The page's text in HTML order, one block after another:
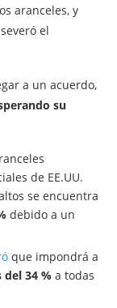
aranceles, y
el
a un acuerdo,
su
de EE.UU.
se encuentra
debido a un
que impondrá a
del 34 % a todas